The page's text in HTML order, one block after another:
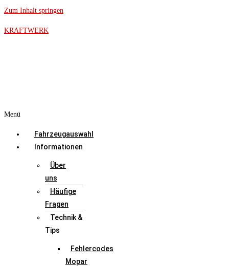
Zum Inhalt springen
KRAFTWERK
Menü
Fahrzeugauswahl
Informationen
Über
uns
Häufige
Fragen
Technik &
Tips
Fehlercodes
Mopar